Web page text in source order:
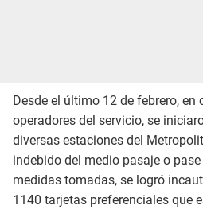
Desde el último 12 de febrero,
operadores del servicio, se
diversas estaciones del
indebido del medio pasaje o
medidas tomadas, se logró
1140 tarjetas preferenciales que